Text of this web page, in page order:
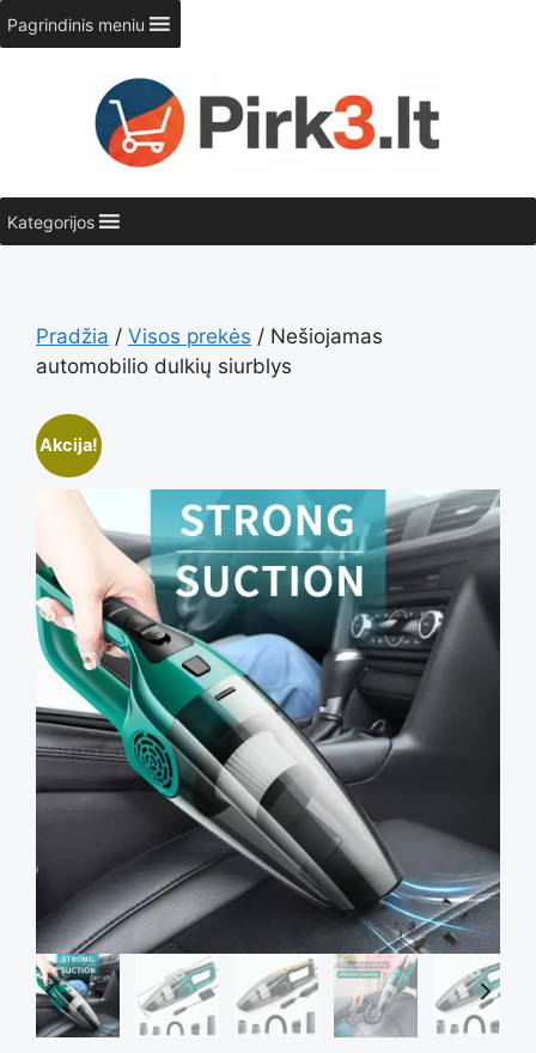
Pereiti
prie
turinio
Pagrindinis meniu
Kategorijos
Pradžia / Visos prekės / Nešiojamas
automobilio dulkių siurblys
Akcija!